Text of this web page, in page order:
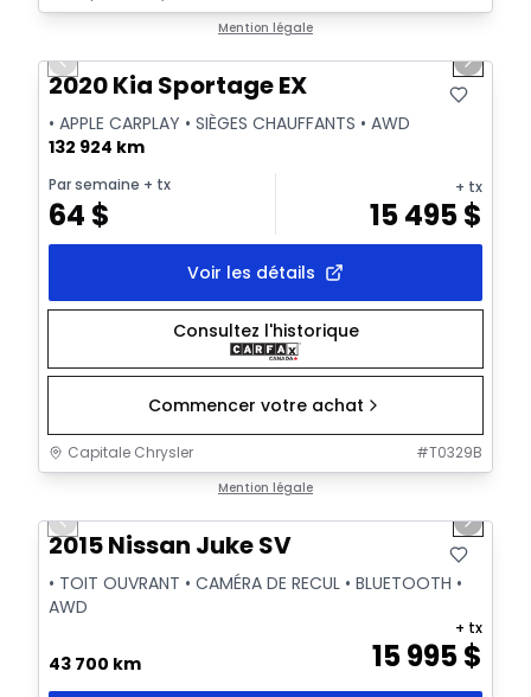
Mention légale
Previous slide Next
2020 Kia Sportage EX
• APPLE CARPLAY • SIÈGES CHAUFFANTS • AWD
132 924 km
Par semaine + tx
64 $
+ tx
15 495$
Voir les détails
Consultez l'historique
Commencer votre achat
Capitale Chrysler #T0329B
Mention légale
Vidéo disponible
Previous slide Next
2015 Nissan Juke SV
• TOIT OUVRANT • CAMÉRA DE RECUL • BLUETOOTH •
AWD
43 700 km 15 995$
+ tx